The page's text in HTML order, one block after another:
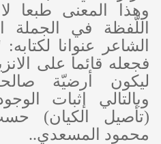
وهذا المعنى طبعا
اللّفظة في الجملة
الشاعر عنوانا
فجعله قائما على
ليكون أرضيّة
وبالتالي إثبات
(تأصيل الكيان)
محمود المسعدي..